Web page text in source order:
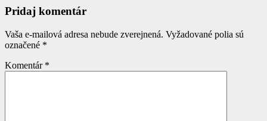
Pridaj komentár
Vaša e-mailová adresa nebude zverejnená. Vyžadované polia sú
označené *
Komentár *